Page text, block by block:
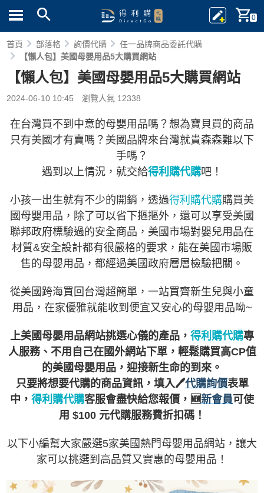
0
首頁 部落格 詢價代購
任一品牌商品委託代購
【懶人包】美國母嬰用品5大購買網站
【懶人包】美國母嬰用品5大購買網站
2024-06-10 10:45 瀏覽人氣 12338
在台灣買不到中意的母嬰用品嗎？想為寶貝買的商品
只有美國才有賣嗎？美國品牌來台灣就貴森森難以下
手嗎？
遇到以上情況，就交給得利購代購吧！
小孩一出生就有不少的開銷，透過得利購代購購買美
國母嬰用品，除了可以省下摳摳外，還可以享受美國
聯邦政府標驗過的安全商品，美國市場對嬰兒用品在
材質&安全設計都有很嚴格的要求，能在美國市場販
售的母嬰用品，都經過美國政府層層檢驗把關。
從美國跨海買回台灣超簡單，一站買齊新生兒與小童
用品，在家優雅就能收到便宜又安心的母嬰用品呦~
上美國母嬰用品網站挑選心儀的產品， 得利購代購專
人服務、不用自己在國外網站下單，輕鬆購買高CP值
的美國母嬰用品，迎接新生命的到來。
只要將想要代購的商品資訊，填入🖊️代購詢價表單
中， 得利購代購客服會盡快給您報價，🆕新會員可使
用 $100 元代購服務費折扣碼！
以下小編幫大家嚴選5家美國熱門母嬰用品網站，讓大
家可以挑選到高品質又實惠的母嬰用品！